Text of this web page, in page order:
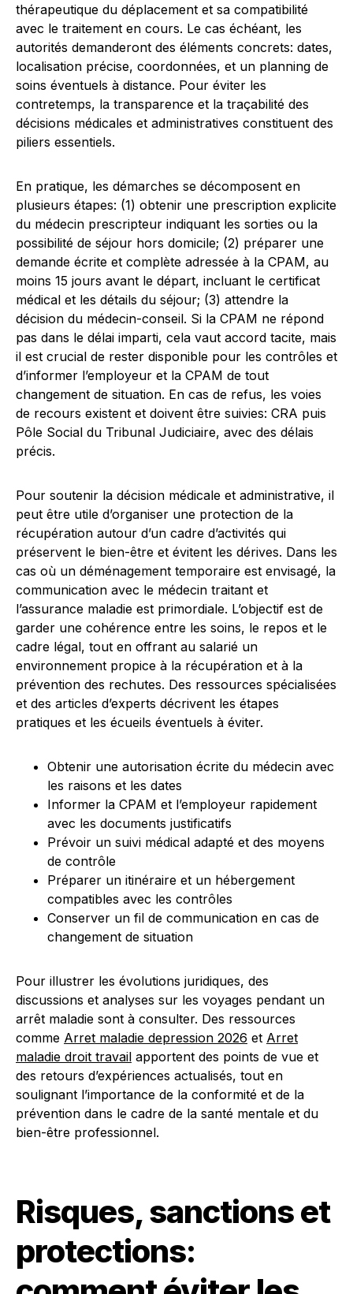
thérapeutique du déplacement et sa compatibilité
avec le traitement en cours. Le cas échéant, les
autorités demanderont des éléments concrets: dates,
localisation précise, coordonnées, et un planning de
soins éventuels à distance. Pour éviter les
contretemps, la transparence et la traçabilité des
décisions médicales et administratives constituent des
piliers essentiels.
En pratique, les démarches se décomposent en
plusieurs étapes: (1) obtenir une prescription explicite
du médecin prescripteur indiquant les sorties ou la
possibilité de séjour hors domicile; (2) préparer une
demande écrite et complète adressée à la CPAM, au
moins 15 jours avant le départ, incluant le certificat
médical et les détails du séjour; (3) attendre la
décision du médecin-conseil. Si la CPAM ne répond
pas dans le délai imparti, cela vaut accord tacite, mais
il est crucial de rester disponible pour les contrôles et
d’informer l’employeur et la CPAM de tout
changement de situation. En cas de refus, les voies
de recours existent et doivent être suivies: CRA puis
Pôle Social du Tribunal Judiciaire, avec des délais
précis.
Pour soutenir la décision médicale et administrative, il
peut être utile d’organiser une protection de la
récupération autour d’un cadre d’activités qui
préservent le bien-être et évitent les dérives. Dans les
cas où un déménagement temporaire est envisagé, la
communication avec le médecin traitant et
l’assurance maladie est primordiale. L’objectif est de
garder une cohérence entre les soins, le repos et le
cadre légal, tout en offrant au salarié un
environnement propice à la récupération et à la
prévention des rechutes. Des ressources spécialisées
et des articles d’experts décrivent les étapes
pratiques et les écueils éventuels à éviter.
Obtenir une autorisation écrite du médecin avec
les raisons et les dates
Informer la CPAM et l’employeur rapidement
avec les documents justificatifs
Prévoir un suivi médical adapté et des moyens
de contrôle
Préparer un itinéraire et un hébergement
compatibles avec les contrôles
Conserver un fil de communication en cas de
changement de situation
Pour illustrer les évolutions juridiques, des
discussions et analyses sur les voyages pendant un
arrêt maladie sont à consulter. Des ressources
comme Arret maladie depression 2026 et Arret
maladie droit travail apportent des points de vue et
des retours d’expériences actualisés, tout en
soulignant l’importance de la conformité et de la
prévention dans le cadre de la santé mentale et du
bien-être professionnel.
Risques, sanctions et
protections: